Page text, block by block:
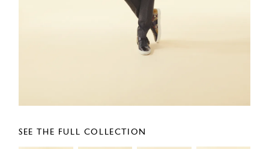
SEE THE FULL COLLECTION